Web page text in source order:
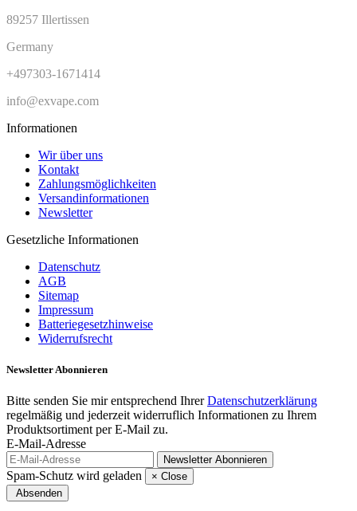
89257 Illertissen
Germany
+497303-1671414
info@exvape.com
Informationen
Wir über uns
Kontakt
Zahlungsmöglichkeiten
Versandinformationen
Newsletter
Gesetzliche Informationen
Datenschutz
AGB
Sitemap
Impressum
Batteriegesetzhinweise
Widerrufsrecht
Newsletter Abonnieren
Bitte senden Sie mir entsprechend IhrerDatenschutzerklärung
regelmäßig und jederzeit widerruflich Informationen zu Ihrem
Produktsortiment per E-Mail zu.
E-Mail-Adresse
Newsletter Abonnieren
Spam-Schutz wird geladen × Close
Absenden